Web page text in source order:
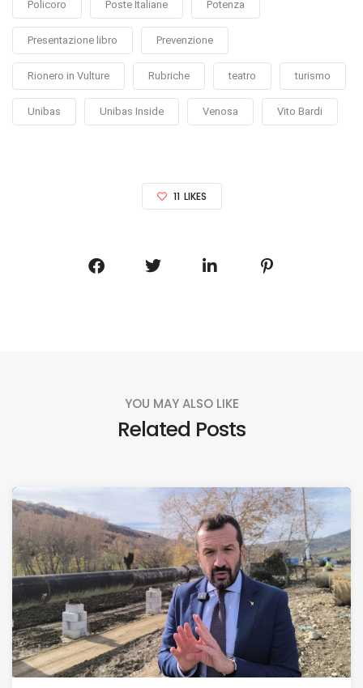
Policoro Poste Italiane Potenza
Presentazione libro Prevenzione
Rionero in Vulture Rubriche teatro turismo
Unibas Unibas Inside Venosa Vito Bardi
11 LIKES
YOU MAY ALSO LIKE
Related Posts